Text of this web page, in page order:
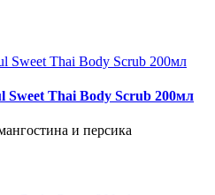
Sweet Thai Body Scrub 200мл
и персика